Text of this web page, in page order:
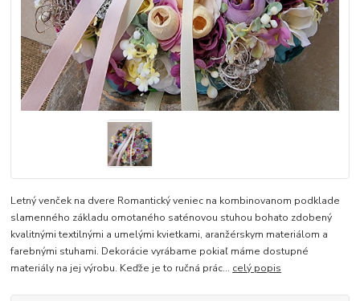
Letný venček na dvere Romantický veniec na kombinovanom podklade
slamenného základu omotaného saténovou stuhou bohato zdobený
kvalitnými textilnými a umelými kvietkami, aranžérskym materiálom a
farebnými stuhami. Dekorácie vyrábame pokiaľ máme dostupné
materiály na jej výrobu. Keďže je to ručná prác... celý popis